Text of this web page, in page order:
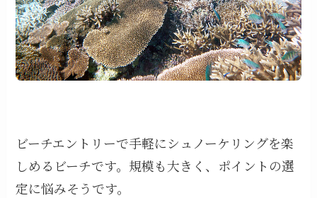
ビーチエントリーで手軽にシュノーケリングを楽
しめるビーチです。規模も大きく、ポイントの選
定に悩みそうです。